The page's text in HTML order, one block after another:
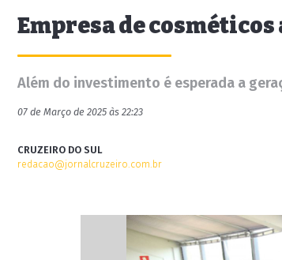
Empresa de
Além do investimento é esperada a
07 de Março de 2025 às 22:23
CRUZEIRO DO SUL
redacao@jornalcruzeiro.com.br